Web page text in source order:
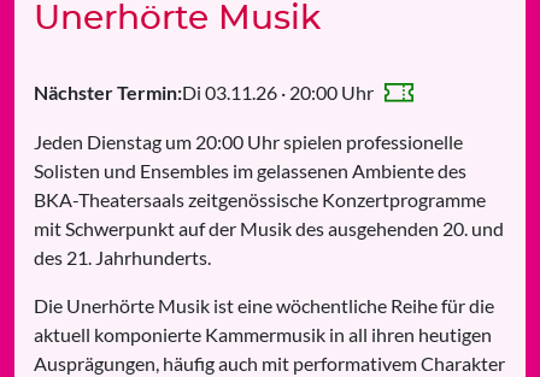
Unerhörte Musik
Nächster Termin:Di 03.11.26 · 20:00 Uhr
Jeden Dienstag um 20:00 Uhr spielen professionelle
Solisten und Ensembles im gelassenen Ambiente des
BKA-Theatersaals zeitgenössische Konzertprogramme
mit Schwerpunkt auf der Musik des ausgehenden 20. und
des 21. Jahrhunderts.
Die Unerhörte Musik ist eine wöchentliche Reihe für die
aktuell komponierte Kammermusik in all ihren heutigen
Ausprägungen, häufig auch mit performativem Charakter